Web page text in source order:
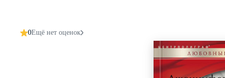
0Ещё нет оценок